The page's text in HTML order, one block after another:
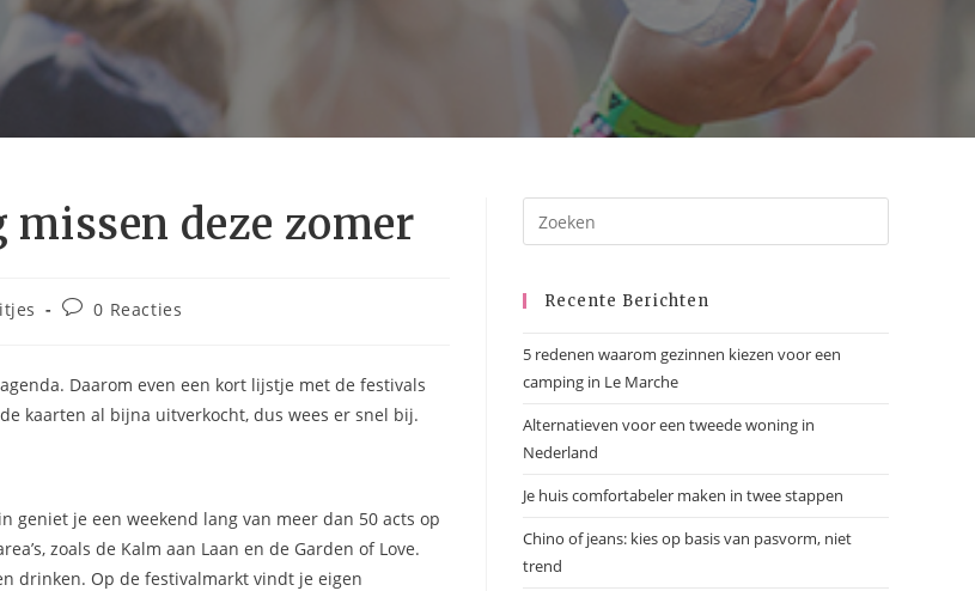
deze zomer
Bericht0 Reacties
Daarom even een kort lijstje met de festivals
kaarten al bijna uitverkocht, dus wees er snel bij.
geniet je een weekend lang van meer dan 50 acts op
zoals de Kalm aan Laan en de Garden of Love.
drinken. Op de festivalmarkt vindt je eigen
Recente Berichten
5 redenen waarom gezinnen kiezen voor een
camping in Le Marche
Alternatieven voor een tweede woning in
Nederland
Je huis comfortabeler maken in twee stappen
Chino of jeans: kies op basis van pasvorm, niet
trend